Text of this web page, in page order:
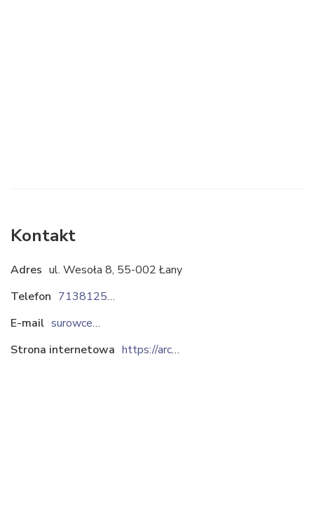
Kontakt
Adres ul. Wesoła 8, 55-002 Łany
Telefon
713812513
E-mail
surowce@archem.com.pl
Strona internetowa
https://archem.com.pl